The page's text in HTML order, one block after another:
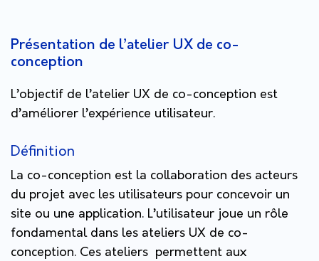
Présentation de l’atelier UX de co-
conception
L’objectif de l’atelier UX de co-conception est
d’améliorer l’expérience utilisateur.
Définition
La co-conception est la collaboration des acteurs
du projet avec les utilisateurs pour concevoir un
site ou une application. L’utilisateur joue un rôle
fondamental dans les ateliers UX de co-
conception. Ces ateliers permettent aux